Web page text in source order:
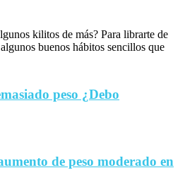
kilitos de más? Para librarte de
buenos hábitos sencillos que
peso ¿Debo
de peso moderado en